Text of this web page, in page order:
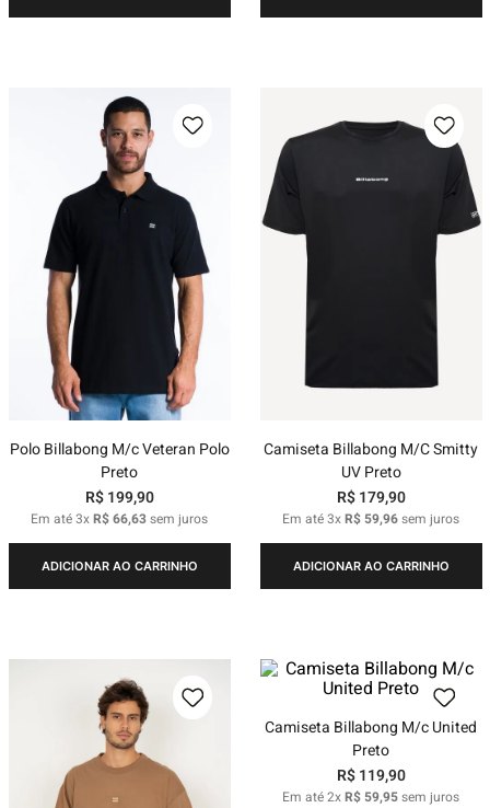
Polo Billabong M/c Veteran Polo
Preto
R$ 199,90
Em até3xR$66,63sem juros
ADICIONAR AO CARRINHO
Camiseta Billabong M/C Smitty
UV Preto
R$ 179,90
Em até3xR$ 59,96sem juros
ADICIONAR AO CARRINHO
Camiseta Billabong M/c United
Preto
R$ 119,90
Em até2xR$ 59,95sem juros